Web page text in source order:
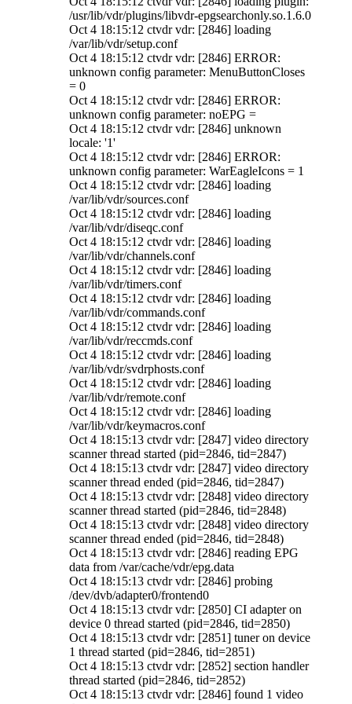
/usr/lib/vdr/plugins/libvdr-epgsearchonly.so.1.6.0
Oct 4 18:15:12 ctvdr vdr: [2846] loading
/var/lib/vdr/setup.conf
Oct 4 18:15:12 ctvdr vdr: [2846] ERROR:
unknown config parameter: MenuButtonCloses
= 0
Oct 4 18:15:12 ctvdr vdr: [2846] ERROR:
unknown config parameter: noEPG =
Oct 4 18:15:12 ctvdr vdr: [2846] unknown
locale: '1'
Oct 4 18:15:12 ctvdr vdr: [2846] ERROR:
unknown config parameter: WarEagleIcons = 1
Oct 4 18:15:12 ctvdr vdr: [2846] loading
/var/lib/vdr/sources.conf
Oct 4 18:15:12 ctvdr vdr: [2846] loading
/var/lib/vdr/diseqc.conf
Oct 4 18:15:12 ctvdr vdr: [2846] loading
/var/lib/vdr/channels.conf
Oct 4 18:15:12 ctvdr vdr: [2846] loading
/var/lib/vdr/timers.conf
Oct 4 18:15:12 ctvdr vdr: [2846] loading
/var/lib/vdr/commands.conf
Oct 4 18:15:12 ctvdr vdr: [2846] loading
/var/lib/vdr/reccmds.conf
Oct 4 18:15:12 ctvdr vdr: [2846] loading
/var/lib/vdr/svdrphosts.conf
Oct 4 18:15:12 ctvdr vdr: [2846] loading
/var/lib/vdr/remote.conf
Oct 4 18:15:12 ctvdr vdr: [2846] loading
/var/lib/vdr/keymacros.conf
Oct 4 18:15:13 ctvdr vdr: [2847] video directory
scanner thread started (pid=2846, tid=2847)
Oct 4 18:15:13 ctvdr vdr: [2847] video directory
scanner thread ended (pid=2846, tid=2847)
Oct 4 18:15:13 ctvdr vdr: [2848] video directory
scanner thread started (pid=2846, tid=2848)
Oct 4 18:15:13 ctvdr vdr: [2848] video directory
scanner thread ended (pid=2846, tid=2848)
Oct 4 18:15:13 ctvdr vdr: [2846] reading EPG
data from /var/cache/vdr/epg.data
Oct 4 18:15:13 ctvdr vdr: [2846] probing
/dev/dvb/adapter0/frontend0
Oct 4 18:15:13 ctvdr vdr: [2850] CI adapter on
device 0 thread started (pid=2846, tid=2850)
Oct 4 18:15:13 ctvdr vdr: [2851] tuner on device
1 thread started (pid=2846, tid=2851)
Oct 4 18:15:13 ctvdr vdr: [2852] section handler
thread started (pid=2846, tid=2852)
Oct 4 18:15:13 ctvdr vdr: [2846] found 1 video